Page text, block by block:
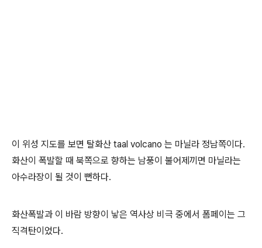
이 위성 지도를 보면 탈화산 taal volcano 는 마닐라 정남쪽이다.
화산이 폭발할 때 북쪽으로 향하는 남풍이 불어제끼면 마닐라는
아수라장이 될 것이 뻔하다.
화산폭발과 이 바람 방향이 낳은 역사상 비극 중에서 폼페이는 그
직격탄이었다.